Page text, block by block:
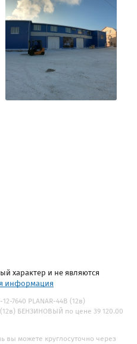
характер и не являются
информация
7640 PLANAR-44В (12в)
БЕНЗИНОВЫЙ по цене 39 120.00
вы можете круглосуточно через